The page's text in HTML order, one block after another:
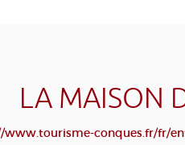
LA MAISON
www.tourisme-conques.fr/fr/